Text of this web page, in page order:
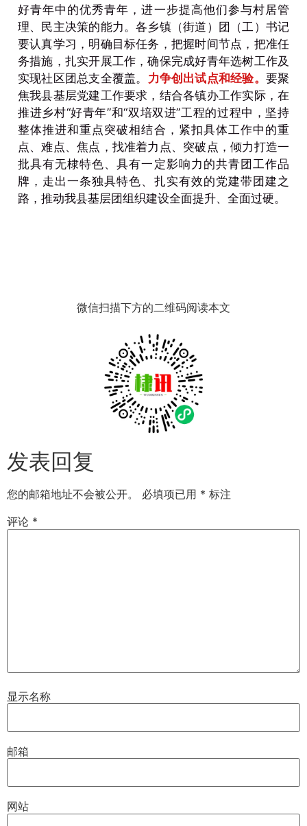
好青年中的优秀青年，进一步提高他们参与村居管
理、民主决策的能力。各乡镇（街道）团（工）书记
要认真学习，明确目标任务，把握时间节点，把准任
务措施，扎实开展工作，确保完成好青年选树工作及
实现社区团总支全覆盖。 力争创出试点和经验。 要聚
焦我县基层党建工作要求，结合各镇办工作实际，在
推进乡村“好青年”和“双培双进”工程的过程中，坚持
整体推进和重点突破相结合，紧扣具体工作中的重
点、难点、焦点，找准着力点、突破点，倾力打造一
批具有无棣特色、具有一定影响力的共青团工作品
牌，走出一条独具特色、扎实有效的党建带团建之
路，推动我县基层团组织建设全面提升、全面过硬。
微信扫描下方的二维码阅读本文
发表回复
您的邮箱地址不会被公开。 必填项已用 * 标注
评论 *
显示名称
邮箱
网站